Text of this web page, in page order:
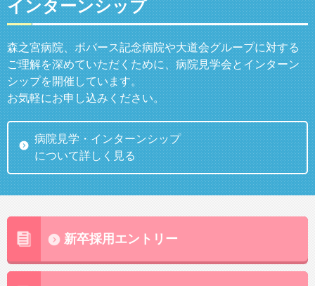
インターンシップ
森之宮病院、ボバース記念病院や大道会グループに対する
ご理解を深めていただくために、病院見学会とインターン
シップを開催しています。
お気軽にお申し込みください。
病院見学・インターンシップ
について詳しく見る
新卒採用エントリー